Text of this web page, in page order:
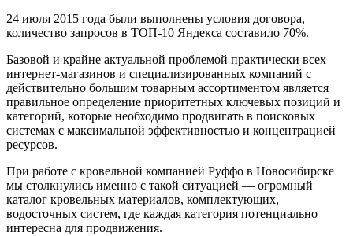
24 июля 2015 года были выполнены условия договора,
количество запросов в ТОП-10 Яндекса составило 70%.
Базовой и крайне актуальной проблемой практически всех
интернет-магазинов и специализированных компаний с
действительно большим товарным ассортиментом является
правильное определение приоритетных ключевых позиций и
категорий, которые необходимо продвигать в поисковых
системах с максимальной эффективностью и концентрацией
ресурсов.
При работе с кровельной компанией Руффо в Новосибирске
мы столкнулись именно с такой ситуацией — огромный
каталог кровельных материалов, комплектующих,
водосточных систем, где каждая категория потенциально
интересна для продвижения.